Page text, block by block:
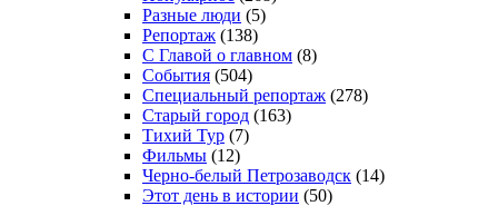
Разные люди (5)
Репортаж (138)
С Главой о главном (8)
События (504)
Специальный репортаж (278)
Старый город (163)
Тихий Тур (7)
Фильмы (12)
Черно-белый Петрозаводск (14)
Этот день в истории (50)